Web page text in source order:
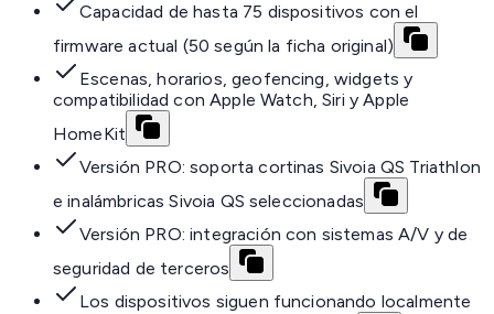
Capacidad de hasta 75 dispositivos con el
firmware actual (50 según la ficha original)
Escenas, horarios, geofencing, widgets y
compatibilidad con Apple Watch, Siri y Apple
HomeKit
Versión PRO: soporta cortinas Sivoia QS Triathlon
e inalámbricas Sivoia QS seleccionadas
Versión PRO: integración con sistemas A/V y de
seguridad de terceros
Los dispositivos siguen funcionando localmente